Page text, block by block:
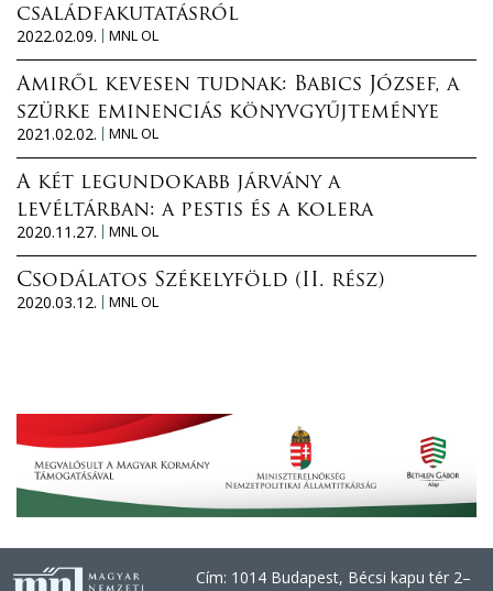
családfakutatásról
2022.02.09.
MNL OL
Amiről kevesen tudnak: Babics József, a
szürke eminenciás könyvgyűjteménye
2021.02.02.
MNL OL
A két legundokabb járvány a
levéltárban: a pestis és a kolera
2020.11.27.
MNL OL
Csodálatos Székelyföld (II. rész)
2020.03.12.
MNL OL
Cím: 1014 Budapest, Bécsi kapu tér 2–